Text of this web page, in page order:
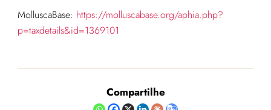
MolluscaBase: https://molluscabase.org/aphia.php?
p=taxdetails&id=1369101
Compartilhe